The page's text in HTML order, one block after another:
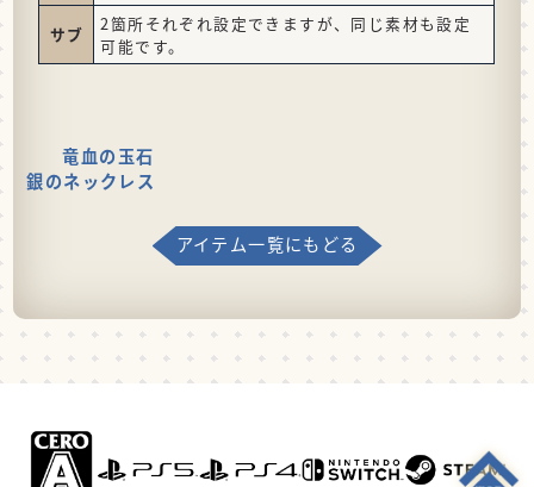
サブ
2箇所それぞれ設定できますが、同じ素材も設定
可能です。
竜血の玉石
銀のネックレス
アイテム一覧にもどる